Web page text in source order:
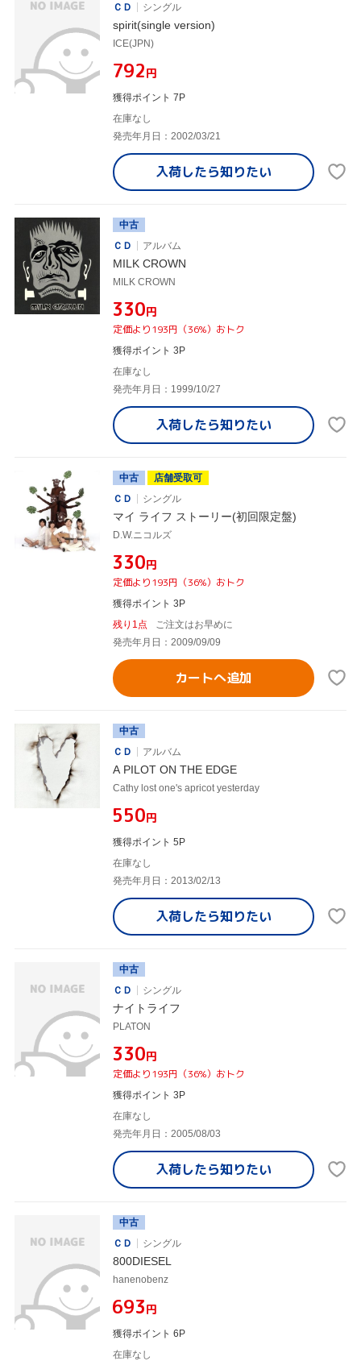
ＣＤ
シングル
spirit(single version)
ICE(JPN)
¥792円
獲得ポイント 7P
在庫なし
発売年月日：2002/03/21
入荷したら知りたい
中古
ＣＤ
アルバム
MILK CROWN
MILK CROWN
¥330円
定価より193円（36%）おトク
獲得ポイント 3P
在庫なし
発売年月日：1999/10/27
入荷したら知りたい
中古
店舗受取可
ＣＤ
シングル
マイ ライフ ストーリー(初回限定盤)
D.W.ニコルズ
¥330円
定価より193円（36%）おトク
獲得ポイント 3P
残り1点
ご注文はお早めに
発売年月日：2009/09/09
カートへ追加
中古
ＣＤ
アルバム
A PILOT ON THE EDGE
Cathy lost one's apricot yesterday
¥550円
獲得ポイント 5P
在庫なし
発売年月日：2013/02/13
入荷したら知りたい
中古
ＣＤ
シングル
ナイトライフ
PLATON
¥330円
定価より193円（36%）おトク
獲得ポイント 3P
在庫なし
発売年月日：2005/08/03
入荷したら知りたい
中古
ＣＤ
シングル
800DIESEL
hanenobenz
¥693円
獲得ポイント 6P
在庫なし